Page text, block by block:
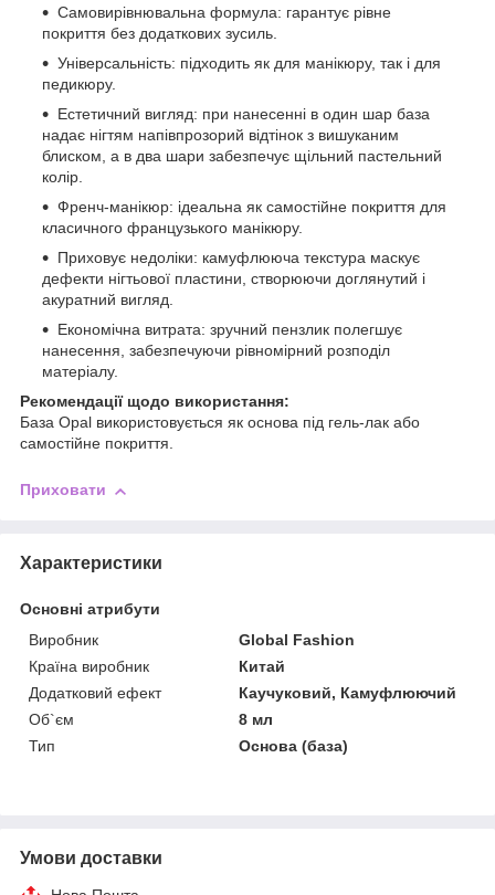
Самовирівнювальна формула: гарантує рівне
покриття без додаткових зусиль.
Універсальність: підходить як для манікюру, так і для
педикюру.
Естетичний вигляд: при нанесенні в один шар база
надає нігтям напівпрозорий відтінок з вишуканим
блиском, а в два шари забезпечує щільний пастельний
колір.
Френч-манікюр: ідеальна як самостійне покриття для
класичного французького манікюру.
Приховує недоліки: камуфлююча текстура маскує
дефекти нігтьової пластини, створюючи доглянутий і
акуратний вигляд.
Економічна витрата: зручний пензлик полегшує
нанесення, забезпечуючи рівномірний розподіл
матеріалу.
Рекомендації щодо використання:
База Opal використовується як основа під гель-лак або
самостійне покриття.
Приховати
Характеристики
Основні атрибути
Виробник
Global Fashion
Країна виробник
Китай
Додатковий ефект
Каучуковий, Камуфлюючий
Об`єм
8 мл
Тип
Основа (база)
Умови доставки